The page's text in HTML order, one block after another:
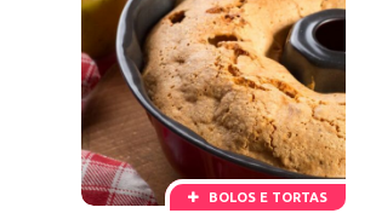
BOLOS E TORTAS